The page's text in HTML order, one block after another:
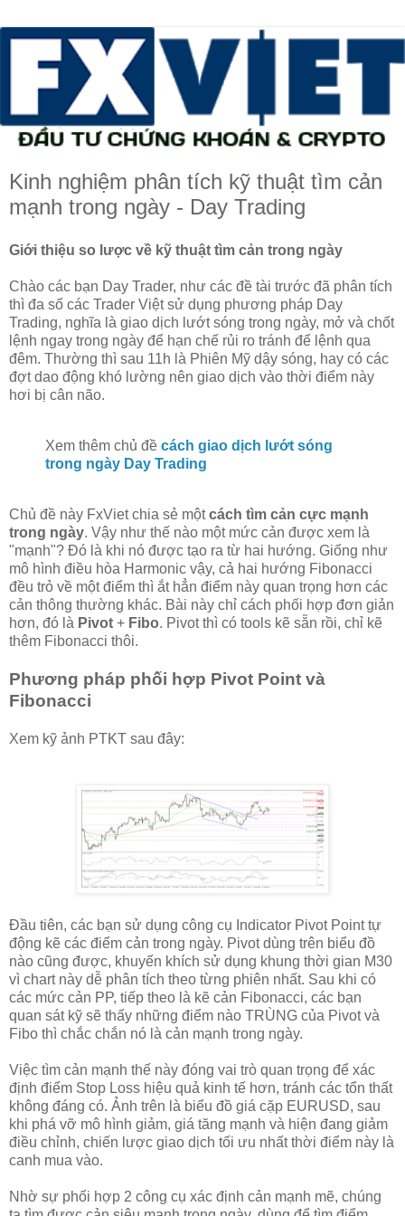
Kinh nghiệm phân tích kỹ thuật tìm cản
mạnh trong ngày - Day Trading
Giới thiệu so lược về kỹ thuật tìm cản trong ngày
Chào các bạn Day Trader, như các đề tài trước đã phân tích
thì đa số các Trader Việt sử dụng phương pháp Day
Trading, nghĩa là giao dịch lướt sóng trong ngày, mở và chốt
lệnh ngay trong ngày để hạn chế rủi ro tránh để lệnh qua
đêm. Thường thì sau 11h là Phiên Mỹ dậy sóng, hay có các
đợt dao động khó lường nên giao dịch vào thời điểm này
hơi bị cân não.
Xem thêm chủ đề cách giao dịch lướt sóng
trong ngày Day Trading
Chủ đề này FxViet chia sẻ mộtcách tìm cản cực mạnh
trong ngày. Vậy như thế nào một mức cản được xem là
"mạnh"? Đó là khi nó được tạo ra từ hai hướng. Giống như
mô hình điều hòa Harmonic vậy, cả hai hướng Fibonacci
đều trỏ về một điểm thì ắt hẳn điểm này quan trọng hơn các
cản thông thường khác. Bài này chỉ cách phối hợp đơn giản
hơn, đó là Pivot + Fibo. Pivot thì có tools kẽ sẵn rồi, chỉ kẽ
thêm Fibonacci thôi.
Phương pháp phối hợp Pivot Point và
Fibonacci
Xem kỹ ảnh PTKT sau đây:
Đầu tiên, các bạn sử dụng công cụ Indicator Pivot Point tự
động kẽ các điểm cản trong ngày. Pivot dùng trên biểu đồ
nào cũng được, khuyến khích sử dụng khung thời gian M30
vì chart này dễ phân tích theo từng phiên nhất. Sau khi có
các mức cản PP, tiếp theo là kẽ cản Fibonacci, các bạn
quan sát kỹ sẽ thấy những điểm nào TRÙNG của Pivot và
Fibo thì chắc chắn nó là cản mạnh trong ngày.
Việc tìm cản mạnh thế này đóng vai trò quan trọng để xác
định điểm Stop Loss hiệu quả kinh tế hơn, tránh các tổn thất
không đáng có. Ảnh trên là biểu đồ giá cặp EURUSD, sau
khi phá vỡ mô hình giảm, giá tăng mạnh và hiện đang giảm
điều chỉnh, chiến lược giao dịch tối ưu nhất thời điểm này là
canh mua vào.
Nhờ sự phối hợp 2 công cụ xác định cản mạnh mẽ, chúng